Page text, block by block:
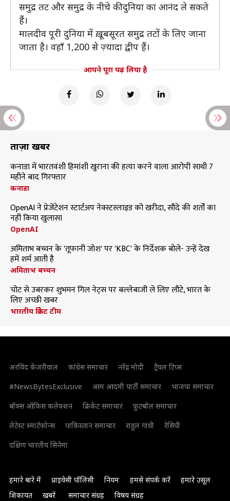
समुद्र तट और समुद्र के नीचे की दुनिया का आनंद ले सकते
हैं।
मालदीव पूरी दुनिया में ख़ूबसूरत समुद्र तटों के लिए जाना
जाता है। वहाँ 1,200 से ज़्यादा द्वीप हैं।
आपने पूरा पढ़ लिया है
ताज़ा खबरें
कनाडा में भारतवंशी हिमांशी खुराना की हत्या करने वाला आरोपी साथी 7
महीने बाद गिरफ्तार
कनाडा
OpenAI ने प्रेजेंटेशन स्टार्टअप नेक्स्टस्लाइड को खरीदा, सौदे की शर्तों का
नहीं किया खुलासा
OpenAI
अमिताभ बच्चन के 'तूफानी जोश' पर 'KBC' के निर्देशक बोले- उन्हें देख
हमें शर्म आती है
अमिताभ बच्चन
चोट से उबरकर शुभमन गिल नेट्स पर बल्लेबाजी ले लिए लौटे, भारत के
लिए अच्छी खबर
भारतीय क्रिकेट टीम
अरविंद केजरीवाल कांग्रेस समाचार नरेंद्र मोदी
ट्रैवल टिप्स
#NewsBytesExclusive
आम आदमी पार्टी समाचार
भाजपा समाचार
बॉक्स ऑफिस कलेक्शन
क्रिकेट समाचार
फुटबॉल समाचार
लेटेस्ट स्मार्टफोन्स
पाकिस्तान समाचार राहुल गांधी
रेसिपी
दक्षिण भारतीय सिनेमा
हमारे बारे में प्राइवेसी पॉलिसी नियम हमसे संपर्क करें
हमारे उसूल
शिकायत
खबरें समाचार संग्रह विषय संग्रह